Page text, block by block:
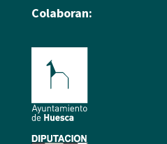
Colaboran: